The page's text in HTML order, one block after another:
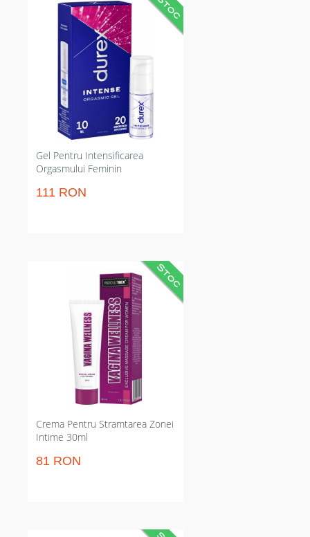
Gel Pentru Intensificarea
Orgasmului Feminin
111 RON
Gel stimulator pentru soții care
crește trăirile și declanșează
orgasme mai puternice. Limitează
timpul până la climax și transmite
până la 20 de aplicații dintr-o
sticluță. Aplică 2–3 picături în
preludiu pentru efecte de
senzație cald-rece și furnicături
concentrat pe clitoris.
Crema Pentru Stramtarea Zonei
Intime 30ml
81 RON
Cremă pentru strângerea zonei
sexuale care redă fermitatea și
intensifică senzațiile. Reduce
laxitatea în timp și are absorbție
rapidă; nu necesită intervenții
chirurgicale și nu lasă reziduuri.